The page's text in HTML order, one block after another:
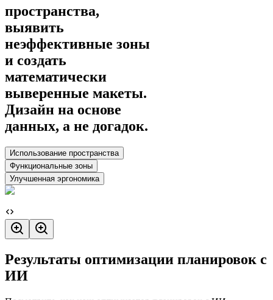
пространства,
выявить
неэффективные зоны
и создать
математически
выверенные макеты.
Дизайн на основе
данных, а не догадок.
Использование пространства
Функциональные зоны
Улучшенная эргономика
Результаты оптимизации планировок с
ИИ